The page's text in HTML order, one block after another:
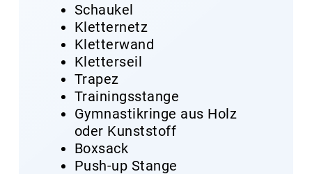
Schaukel
Kletternetz
Kletterwand
Kletterseil
Trapez
Trainingsstange
Gymnastikringe aus Holz
oder Kunststoff
Boxsack
Push-up Stange